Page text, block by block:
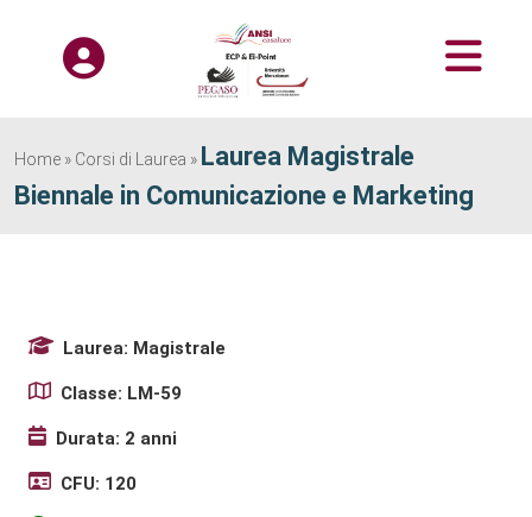
Home » Corsi di Laurea » Laurea Magistrale
Biennale in Comunicazione e Marketing
Laurea: Magistrale
Classe: LM-59
Durata: 2 anni
CFU: 120